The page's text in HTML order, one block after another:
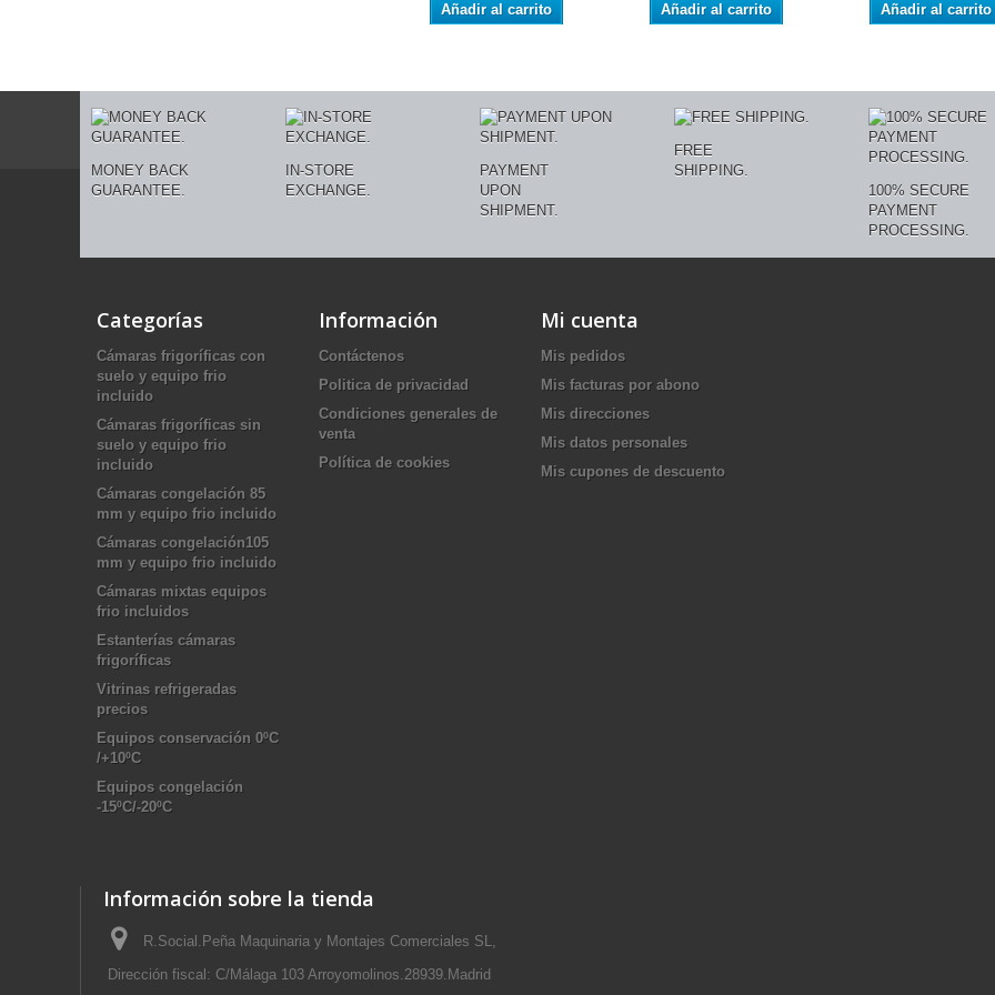
Añadir al carrito Añadir al carrito Añadir al carrito
MONEY BACK
GUARANTEE.
IN-STORE
EXCHANGE.
PAYMENT
UPON
SHIPMENT.
FREE
SHIPPING.
100% SECURE
PAYMENT
PROCESSING.
Categorías
Cámaras frigoríficas con
suelo y equipo frio
incluido
Cámaras frigoríficas sin
suelo y equipo frio
incluido
Cámaras congelación 85
mm y equipo frio incluido
Cámaras congelación105
mm y equipo frio incluido
Cámaras mixtas equipos
frio incluidos
Estanterías cámaras
frigoríficas
Vitrinas refrigeradas
precios
Equipos conservación 0ºC
/+10ºC
Equipos congelación
-15ºC/-20ºC
Información
Contáctenos
Politica de privacidad
Condiciones generales de
venta
Política de cookies
Mi cuenta
Mis pedidos
Mis facturas por abono
Mis direcciones
Mis datos personales
Mis cupones de descuento
Información sobre la tienda
R.Social.Peña Maquinaria y Montajes Comerciales SL,
Dirección fiscal: C/Málaga 103 Arroyomolinos.28939.Madrid